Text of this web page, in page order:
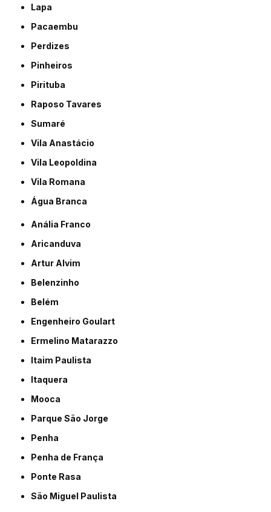
Lapa
Pacaembu
Perdizes
Pinheiros
Pirituba
Raposo Tavares
Sumaré
Vila Anastácio
Vila Leopoldina
Vila Romana
Água Branca
Anália Franco
Aricanduva
Artur Alvim
Belenzinho
Belém
Engenheiro Goulart
Ermelino Matarazzo
Itaim Paulista
Itaquera
Mooca
Parque São Jorge
Penha
Penha de França
Ponte Rasa
São Miguel Paulista